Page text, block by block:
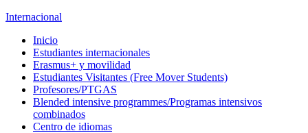
Internacional
Inicio
Estudiantes internacionales
Erasmus+ y movilidad
Estudiantes Visitantes (Free Mover Students)
Profesores/PTGAS
Blended intensive programmes/Programas intensivos
combinados
Centro de idiomas